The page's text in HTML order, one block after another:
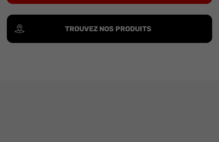
TROUVEZ NOS PRODUITS